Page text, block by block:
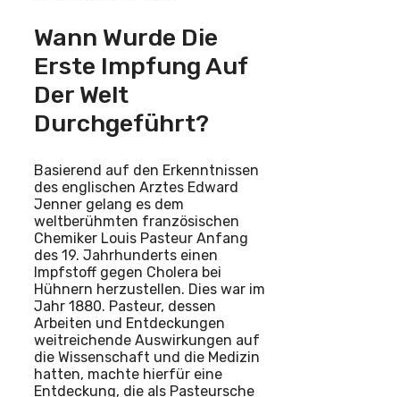
Wann Wurde Die
Erste Impfung Auf
Der Welt
Durchgeführt?
Basierend auf den Erkenntnissen
des englischen Arztes Edward
Jenner gelang es dem
weltberühmten französischen
Chemiker Louis Pasteur Anfang
des 19. Jahrhunderts einen
Impfstoff gegen Cholera bei
Hühnern herzustellen. Dies war im
Jahr 1880. Pasteur, dessen
Arbeiten und Entdeckungen
weitreichende Auswirkungen auf
die Wissenschaft und die Medizin
hatten, machte hierfür eine
Entdeckung, die als Pasteursche